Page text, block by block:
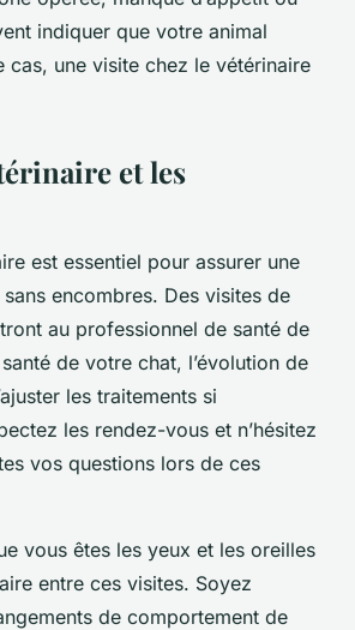
indiquer que votre animal
cas, une visite chez le vétérinaire
et les
est essentiel pour assurer une
sans encombres. Des visites de
au professionnel de santé de
de votre chat, l’évolution de
les traitements si
les rendez-vous et n’hésitez
vos questions lors de ces
vous êtes les yeux et les oreilles
entre ces visites. Soyez
de comportement de